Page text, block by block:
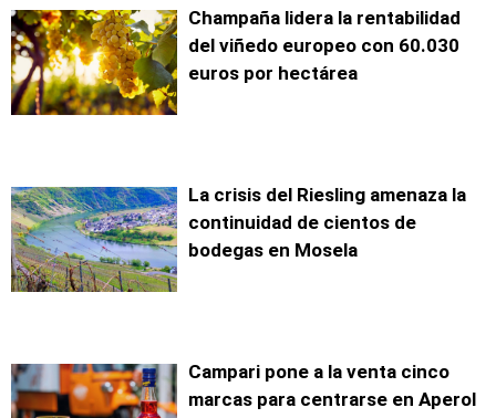
Champaña lidera la rentabilidad
del viñedo europeo con 60.030
euros por hectárea
La crisis del Riesling amenaza la
continuidad de cientos de
bodegas en Mosela
Campari pone a la venta cinco
marcas para centrarse en Aperol